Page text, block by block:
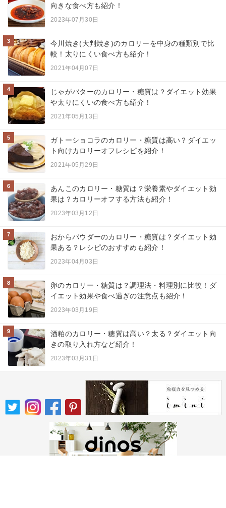
向きな食べ方も紹介！
2023年07月30日
3
今川焼き(大判焼き)のカロリーを中身の種類別で比
較！太りにくい食べ方も紹介！
2021年04月07日
4
じゃがバターのカロリー・糖質は？ダイエット効果
や太りにくいの食べ方も紹介！
2021年05月13日
5
ガトーショコラのカロリー・糖質は高い？ダイエッ
ト向けカロリーオフレシピを紹介！
2021年05月29日
6
あんこのカロリー・糖質は？栄養素やダイエット効
果は？カロリーオフする方法も紹介！
2023年03月12日
7
おからパウダーのカロリー・糖質は？ダイエット効
果ある？レシピのおすすめも紹介！
2023年04月03日
8
卵のカロリー・糖質は？調理法・料理別に比較！ダ
イエット効果や食べ過ぎの注意点も紹介！
2023年03月19日
9
酒粕のカロリー・糖質は高い？太る？ダイエット向
きの取り入れ方など紹介！
2023年03月31日